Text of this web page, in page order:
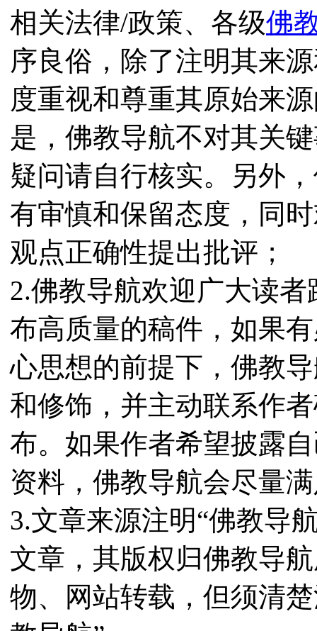
相关法律/政策、各级佛
序良俗，除了注明其来
度重视和尊重其原始来
是，佛教导航不对其关
疑问请自行核实。另外
有审慎和保留态度，同
观点正确性提出批评；
2.佛教导航欢迎广大读
布高质量的稿件，如果
心思想的前提下，佛教
和修饰，并主动联系作
布。如果作者希望披露
资料，佛教导航会尽量
3.文章来源注明“佛教导
文章，其版权归佛教导
物、网站转载，但须清